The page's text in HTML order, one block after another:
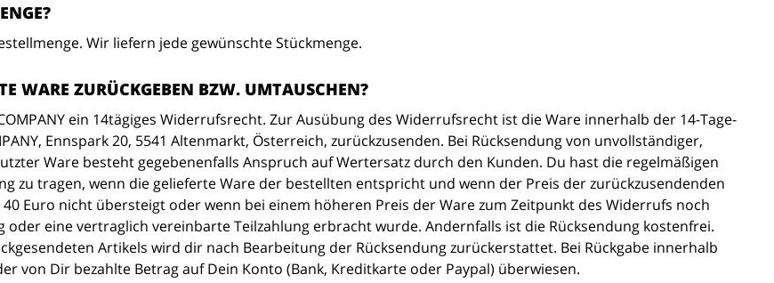
Wir liefern jede gewünschte Stückmenge.
WARE ZURÜCKGEBEN BZW. UMTAUSCHEN?
ein 14tägiges Widerrufsrecht. Zur Ausübung des Widerrufsrecht ist die Ware innerhalb der 14-Tage-
Ennspark 20, 5541 Altenmarkt, Österreich, zurückzusenden. Bei Rücksendung von unvollständiger,
Ware besteht gegebenenfalls Anspruch auf Wertersatz durch den Kunden. Du hast die regelmäßigen
zu tragen, wenn die gelieferte Ware der bestellten entspricht und wenn der Preis der zurückzusendenden
Euro nicht übersteigt oder wenn bei einem höheren Preis der Ware zum Zeitpunkt des Widerrufs noch
oder eine vertraglich vereinbarte Teilzahlung erbracht wurde. Andernfalls ist die Rücksendung kostenfrei.
Artikels wird dir nach Bearbeitung der Rücksendung zurückerstattet. Bei Rückgabe innerhalb
von Dir bezahlte Betrag auf Dein Konto (Bank, Kreditkarte oder Paypal) überwiesen.